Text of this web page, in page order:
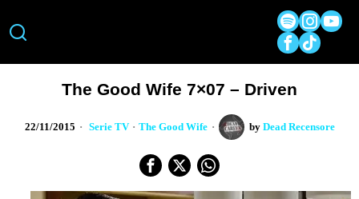
The Good Wife 7×07 – Driven
22/11/2015 Serie TV · The Good Wife by Dead Recensore